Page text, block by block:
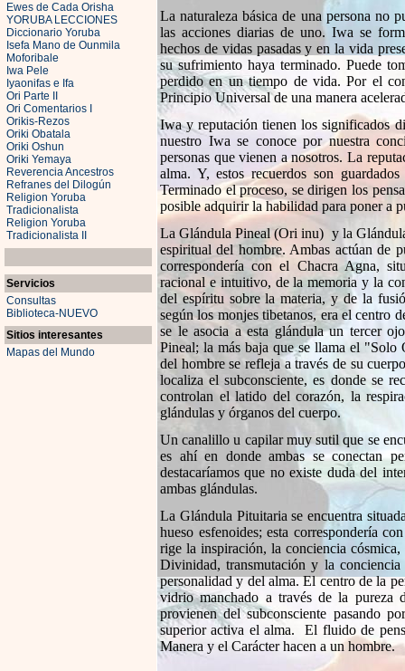
Ewes de Cada Orisha
YORUBA LECCIONES
Diccionario Yoruba
Isefa Mano de Ounmila
Moforibale
Iwa Pele
Iyaonifas e Ifa
Ori Parte II
Ori Comentarios I
Orikis-Rezos
Oriki Obatala
Oriki Oshun
Oriki Yemaya
Reverencia Ancestros
Refranes del Dilogún
Religion Yoruba
Tradicionalista
Religion Yoruba
Tradicionalista II
Servicios
Consultas
Biblioteca-NUEVO
Sitios interesantes
Mapas del Mundo
La naturaleza básica de una persona no
las acciones diarias de uno. Iwa se
hechos de vidas pasadas y en la vida
su sufrimiento haya terminado. Puede
perdido en un tiempo de vida. Por el
Principio Universal de una manera
Iwa y reputación tienen los significados
nuestro Iwa se conoce por nuestra
personas que vienen a nosotros. La
alma. Y, estos recuerdos son
Terminado el proceso, se dirigen los
posible adquirir la habilidad para poner a
La Glándula Pineal (Ori inu) y la
espiritual del hombre. Ambas actúan
correspondería con el Chacra Agna,
racional e intuitivo, de la memoria y la
del espíritu sobre la materia, y de la
según los monjes tibetanos, era el centro
se le asocia a esta glándula un tercer
Pineal; la más baja que se llama el
del hombre se refleja a través de su
localiza el subconsciente, es donde se
controlan el latido del corazón, la
glándulas y órganos del cuerpo.
Un canalillo u capilar muy sutil que se
es ahí en donde ambas se conectan
destacaríamos que no existe duda del
ambas glándulas.
La Glándula Pituitaria se encuentra
hueso esfenoides; esta correspondería
rige la inspiración, la conciencia
Divinidad, transmutación y la
personalidad y del alma. El centro de la
vidrio manchado a través de la
provienen del subconsciente pasando
superior activa el alma. El fluido de
Manera y el Carácter hacen a un hombre.